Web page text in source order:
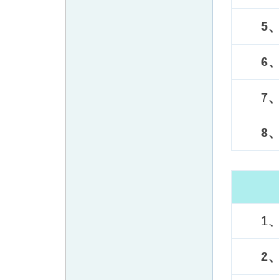
5、
6、
7、
8、
1、
2、